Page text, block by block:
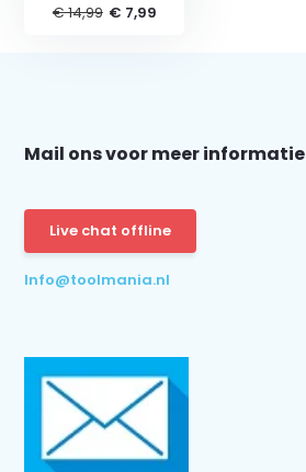
€ 14,99 € 7,99
Mail ons voor meer informatie
Live chat offline
Info@toolmania.nl